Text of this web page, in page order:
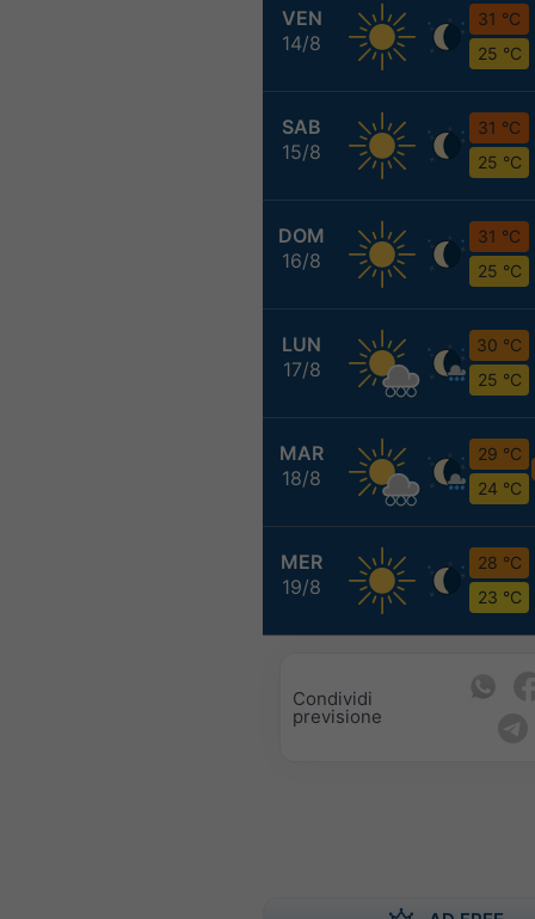
VEN
14/8
31 °C
25 °C
SAB
15/8
31 °C
25 °C
DOM
16/8
31 °C
25 °C
LUN
17/8
30 °C
25 °C
MAR
18/8
29 °C
24 °C
MER
19/8
28 °C
23 °C
Condividi
previsione